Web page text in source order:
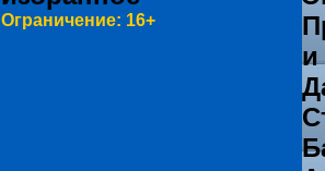
Ограничение: 16+